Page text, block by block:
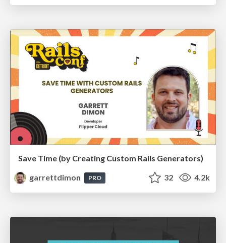
Save Time (by Creating Custom Rails Generators)
garrettdimon
PRO 32 4.2k